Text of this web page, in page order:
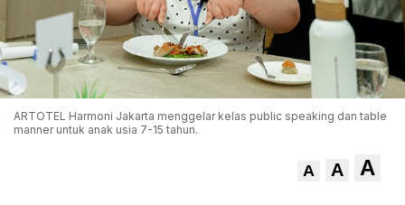
ARTOTEL Harmoni Jakarta menggelar kelas public speaking dan table
manner untuk anak usia 7-15 tahun.
A A A